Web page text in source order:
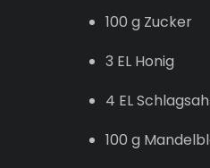
100 g Zucker
3 EL Honig
4 EL
100 g